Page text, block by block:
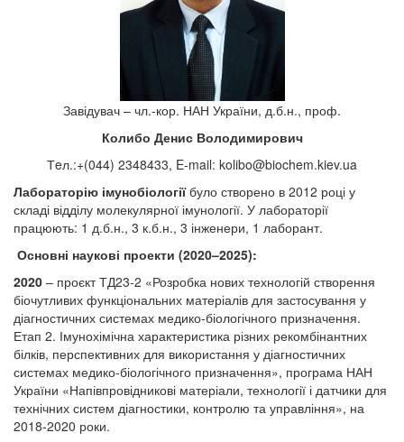
Завідувач – чл.-кор. НАН України, д.б.н., проф.
Колибо Денис Володимирович
Тeл.:+(044) 2348433, E-mail: kolibo@biochem.kiev.ua
Лабораторію імунобіологіїбуло створено в 2012 році у
складі відділу молекулярної імунології. У лабораторії
працюють: 1 д.б.н., 3 к.б.н., 3 інженери, 1 лаборант.
Основні наукові проекти (2020–2025):
2020 – проєкт ТД23-2 «Розробка нових технологій створення
біочутливих функціональних матеріалів для застосування у
діагностичних системах медико-біологічного призначення.
Етап 2. Імунохімічна характеристика різних рекомбінантних
білків, перспективних для використання у діагностичних
системах медико-біологічного призначення», програма НАН
України «Напівпровідникові матеріали, технології і датчики для
технічних систем діагностики, контролю та управління», на
2018-2020 роки.